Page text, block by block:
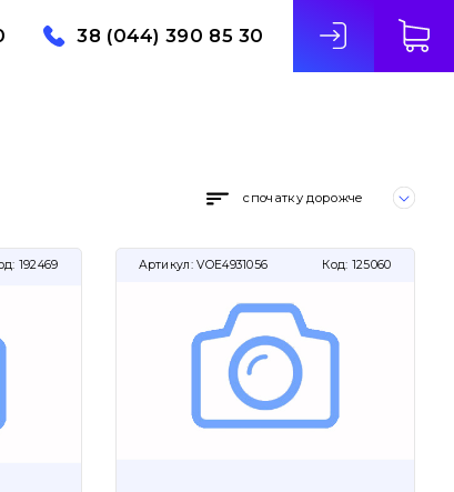
38 (044) 390 85 30
спочатку дорожче
192469 Артикул: VOE4931056 Код: 125060